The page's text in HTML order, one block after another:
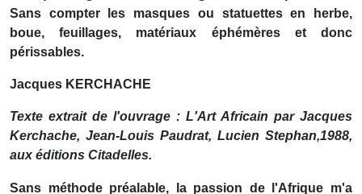
Sans compter les masques ou statuettes en herbe,
boue, feuillages, matériaux éphémères et donc
périssables.
Jacques KERCHACHE
Texte extrait de l'ouvrage : L'Art Africain par Jacques
Kerchache, Jean-Louis Paudrat, Lucien Stephan,1988,
aux éditions Citadelles.
Sans méthode préalable, la passion de l'Afrique m'a